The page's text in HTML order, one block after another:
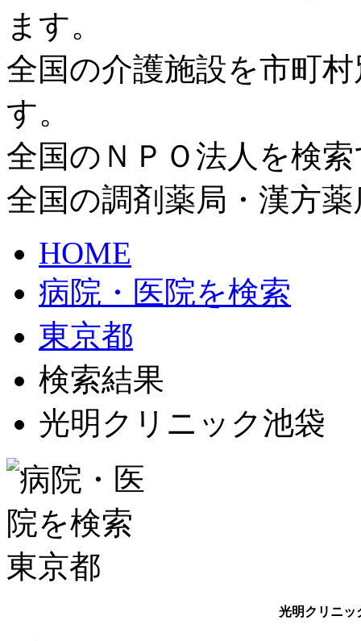
ます。
全国の介護施設を市町
す。
全国のＮＰＯ法人を検
全国の調剤薬局・漢方
HOME
病院・医院を検索
東京都
検索結果
光明クリニック池袋
光明クリニッ